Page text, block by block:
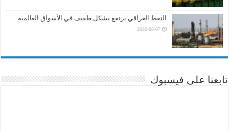
النفط العراقي يرتفع بشكل طفيف في الأسواق العالمية
2026-08-07
تابعنا على فيسبوك